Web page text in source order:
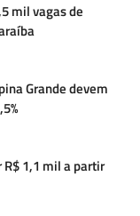
mil vagas de
Grande devem
1,1 mil a partir